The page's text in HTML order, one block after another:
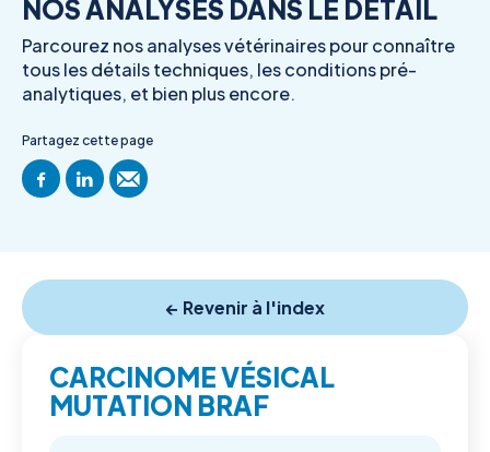
NOS ANALYSES DANS LE DÉTAIL
Parcourez nos analyses vétérinaires pour connaître
tous les détails techniques, les conditions pré-
analytiques, et bien plus encore.
Partagez cette page
← Revenir à l'index
CARCINOME VÉSICAL
MUTATION BRAF